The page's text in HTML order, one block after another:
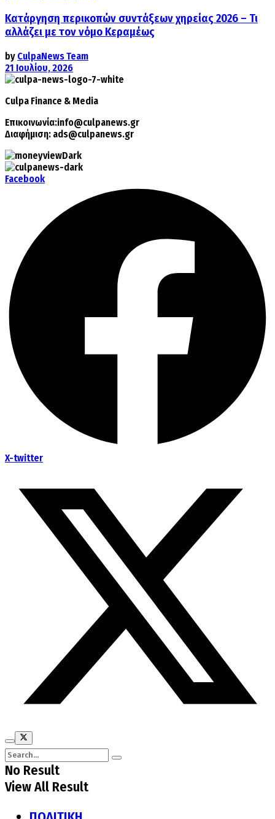
Κατάργηση περικοπών συντάξεων χηρείας 2026 – Τι
αλλάζει με τον νόμο Κεραμέως
by CulpaNews Team
21 Ιουλίου, 2026
Culpa Finance & Media
Επικοινωνία:info@culpanews.gr
Διαφήμιση: ads@culpanews.gr
Facebook
X-twitter
No Result
View All Result